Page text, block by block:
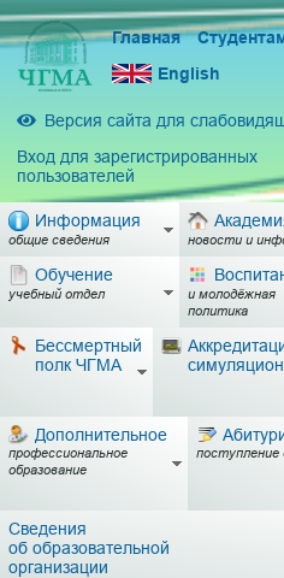
Главная
English
Версия сайта для
Вход для зарегистрированных
пользователей
Информация
общие сведения новости и
Обучение
учебный отдел
и молодёжная
политика
Бессмертный
полк ЧГМА
Дополнительное
профессиональное
образование
Сведения
об образовательной
организации